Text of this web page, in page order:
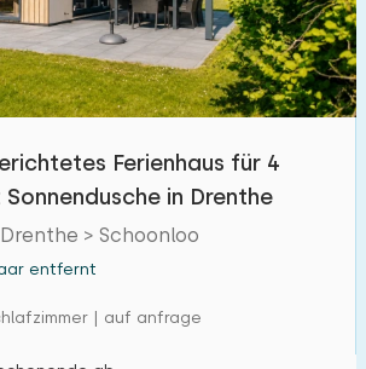
3 4 5
km):
Ferienhaus für 4
Sonnendusche in Drenthe
> Schoonloo
entfernt
| auf anfrage